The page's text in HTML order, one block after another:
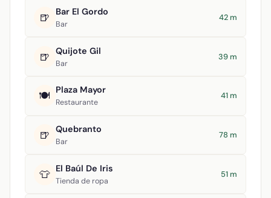
🍺 Bar El Gordo
Bar
42 m
🍺 Quijote Gil
Bar
39 m
🍽️ Plaza Mayor
Restaurante
41 m
🍺 Quebranto
Bar
78 m
👕 El Baúl De Iris
Tienda de ropa
51 m